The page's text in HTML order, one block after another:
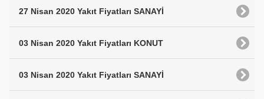
27 Nisan 2020 Yakıt Fiyatları SANAYİ
03 Nisan 2020 Yakıt Fiyatları KONUT
03 Nisan 2020 Yakıt Fiyatları SANAYİ